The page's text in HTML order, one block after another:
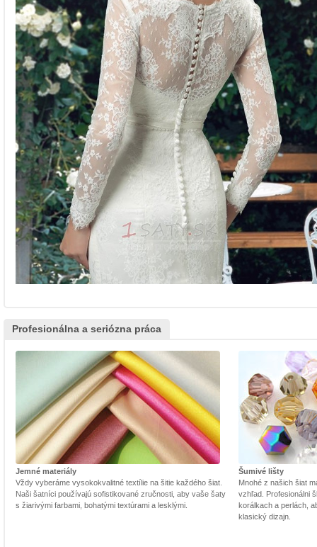
Profesionálna a seriózna práca
Jemné materiály
Vždy vyberáme vysokokvalitné textílie na šitie každého šiat.
Naši šatníci používajú sofistikované zručnosti, aby vaše šaty
s žiarivými farbami, bohatými textúrami a lesklými.
Šumivé lišty
Mnohé z našich šiat
vzhľad. Profesionálni
korálkach a perlách,
klasický dizajn.